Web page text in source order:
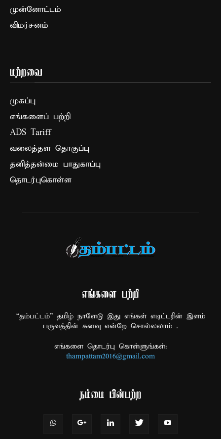
முன்னோட்டம்
விமர்சனம்
மற்றவை
முகப்பு
எங்களைப் பற்றி
ADS Tariff
வலைத்தள தொகுப்பு
தனித்தன்மை பாதுகாப்பு
தொடர்புகொள்ள
எங்களை பற்றி
“தம்பட்டம்” தமிழ் நாளேடு இது எங்கள் எடிட்டரின் இளம்
பருவத்தின் கனவு என்றே சொல்லலாம் .
எங்களை தொடர்பு கொள்ளுங்கள்:
thampattam2016@gmail.com
நம்மை பின்பற்ற